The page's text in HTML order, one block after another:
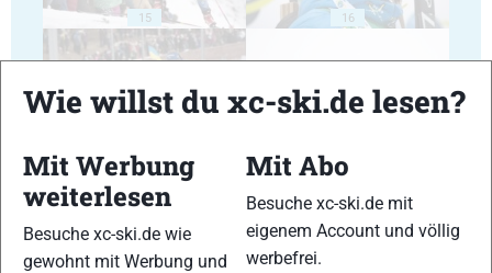
15 16
17 18
Wie willst du xc-ski.de lesen?
Mit Werbung
weiterlesen
Besuche xc-ski.de wie
gewohnt mit Werbung und
Mit Abo
Besuche xc-ski.de mit
eigenem Account und völlig
werbefrei.